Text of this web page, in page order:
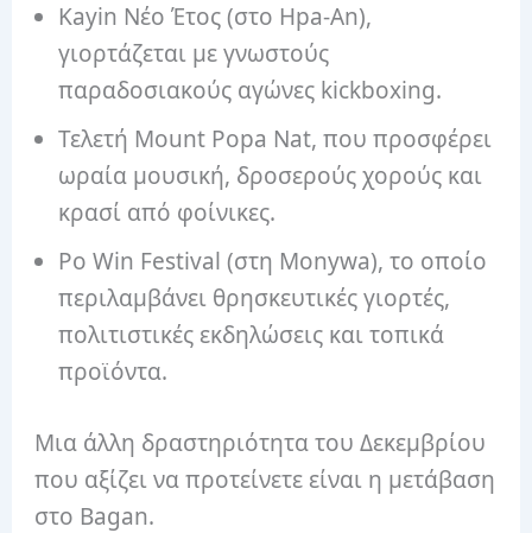
Kayin Νέο Έτος (στο Hpa-An),
γιορτάζεται με γνωστούς
παραδοσιακούς αγώνες kickboxing.
Τελετή Mount Popa Nat, που προσφέρει
ωραία μουσική, δροσερούς χορούς και
κρασί από φοίνικες.
Po Win Festival (στη Monywa), το οποίο
περιλαμβάνει θρησκευτικές γιορτές,
πολιτιστικές εκδηλώσεις και τοπικά
προϊόντα.
Μια άλλη δραστηριότητα του Δεκεμβρίου
που αξίζει να προτείνετε είναι η μετάβαση
στο Bagan.